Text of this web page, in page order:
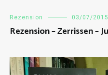
Rezension 03/07/2015
Rezension – Zerrissen –